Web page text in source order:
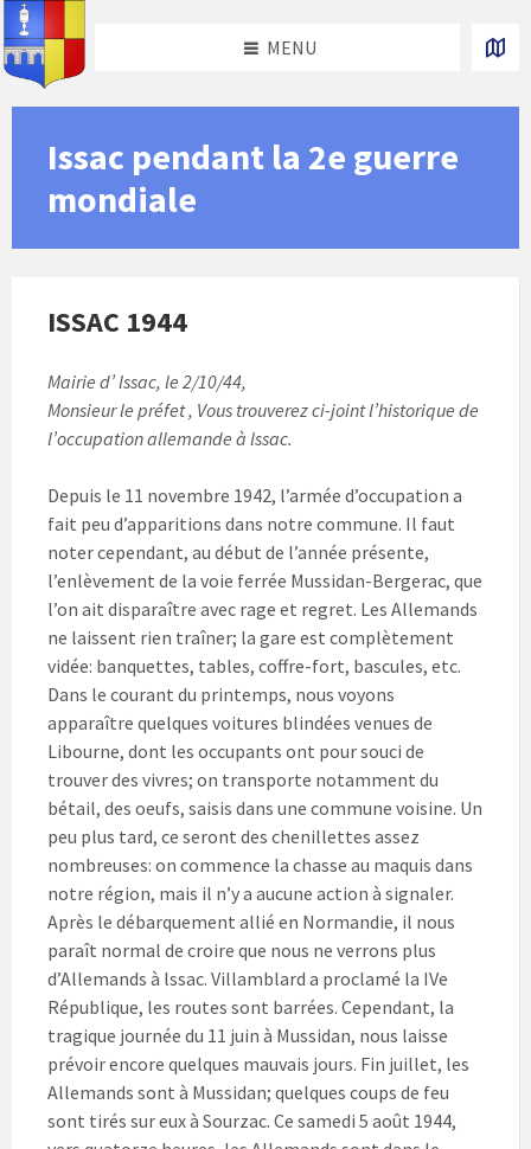
Skip
content
Skip
left
sidebar
Skip
right
sidebar
Skip
footer
MENU
Issac pendant la 2e guerre
mondiale
ISSAC 1944
Mairie d’ lssac, le 2/10/44,
Monsieur le préfet , Vous trouverez ci-joint l’historique de
l’occupation allemande à lssac.
Depuis le 11 novembre 1942, l’armée d’occupation a
fait peu d’apparitions dans notre commune. Il faut
noter cependant, au début de l’année présente,
l’enlèvement de la voie ferrée Mussidan-Bergerac, que
l’on ait disparaître avec rage et regret. Les Allemands
ne laissent rien traîner; la gare est complètement
vidée: banquettes, tables, coffre-fort, bascules, etc.
Dans le courant du printemps, nous voyons
apparaître quelques voitures blindées venues de
Libourne, dont les occupants ont pour souci de
trouver des vivres; on transporte notamment du
bétail, des oeufs, saisis dans une commune voisine. Un
peu plus tard, ce seront des chenillettes assez
nombreuses: on commence la chasse au maquis dans
notre région, mais il n’y a aucune action à signaler.
Après le débarquement allié en Normandie, il nous
paraît normal de croire que nous ne verrons plus
d’Allemands à lssac. Villamblard a proclamé la IVe
République, les routes sont barrées. Cependant, la
tragique journée du 11 juin à Mussidan, nous laisse
prévoir encore quelques mauvais jours. Fin juillet, les
Allemands sont à Mussidan; quelques coups de feu
sont tirés sur eux à Sourzac. Ce samedi 5 août 1944,